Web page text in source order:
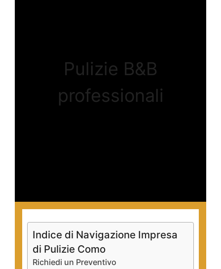
Pulizie B&B
professionali
Indice di Navigazione Impresa
di Pulizie Como
Richiedi un Preventivo